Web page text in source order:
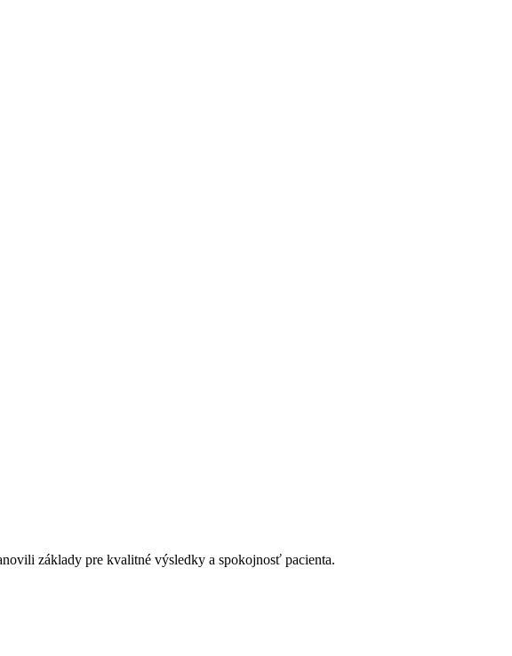
základy pre kvalitné výsledky a spokojnosť pacienta.